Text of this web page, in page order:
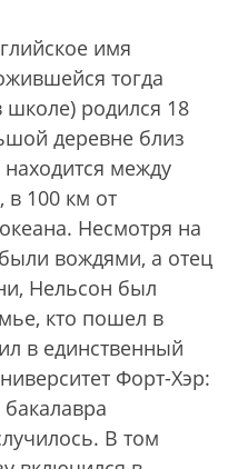
имя
тогда
школе) родился 18
деревне близ
между
100 км от
Несмотря на
вождями, а отец
Нельсон был
кто пошел в
в единственный
Форт-Хэр:
В том